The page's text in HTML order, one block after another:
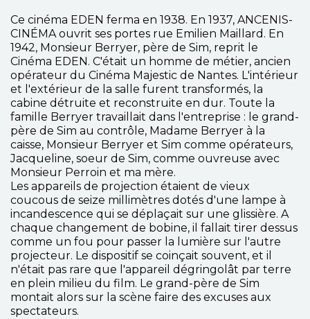
Ce cinéma EDEN ferma en 1938. En 1937, ANCENIS-
CINÉMA ouvrit ses portes rue Emilien Maillard. En
1942, Monsieur Berryer, père de Sim, reprit le
Cinéma EDEN. C'était un homme de métier, ancien
opérateur du Cinéma Majestic de Nantes. L'intérieur
et l'extérieur de la salle furent transformés, la
cabine détruite et reconstruite en dur. Toute la
famille Berryer travaillait dans l'entreprise : le grand-
père de Sim au contrôle, Madame Berryer à la
caisse, Monsieur Berryer et Sim comme opérateurs,
Jacqueline, soeur de Sim, comme ouvreuse avec
Monsieur Perroin et ma mère.
Les appareils de projection étaient de vieux
coucous de seize millimètres dotés d'une lampe à
incandescence qui se déplaçait sur une glissière. A
chaque changement de bobine, il fallait tirer dessus
comme un fou pour passer la lumière sur l'autre
projecteur. Le dispositif se coinçait souvent, et il
n'était pas rare que l'appareil dégringolât par terre
en plein milieu du film. Le grand-père de Sim
montait alors sur la scène faire des excuses aux
spectateurs.